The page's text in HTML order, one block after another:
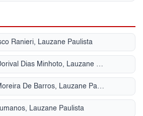
Ranieri, Lauzane Paulista
Rua Professorua Dorival Dias Minhoto, Lauzane Paulista
Rua Conselheiro Moreira De Barros, Lauzane Paulista
Lauzane Paulista